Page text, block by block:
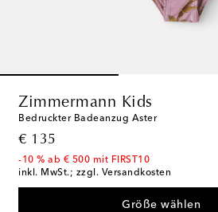
Zimmermann Kids
Bedruckter Badeanzug Aster
€ 135
original price
-10 % ab € 500 mit FIRST10
inkl. MwSt.; zzgl. Versandkosten
Größe wählen